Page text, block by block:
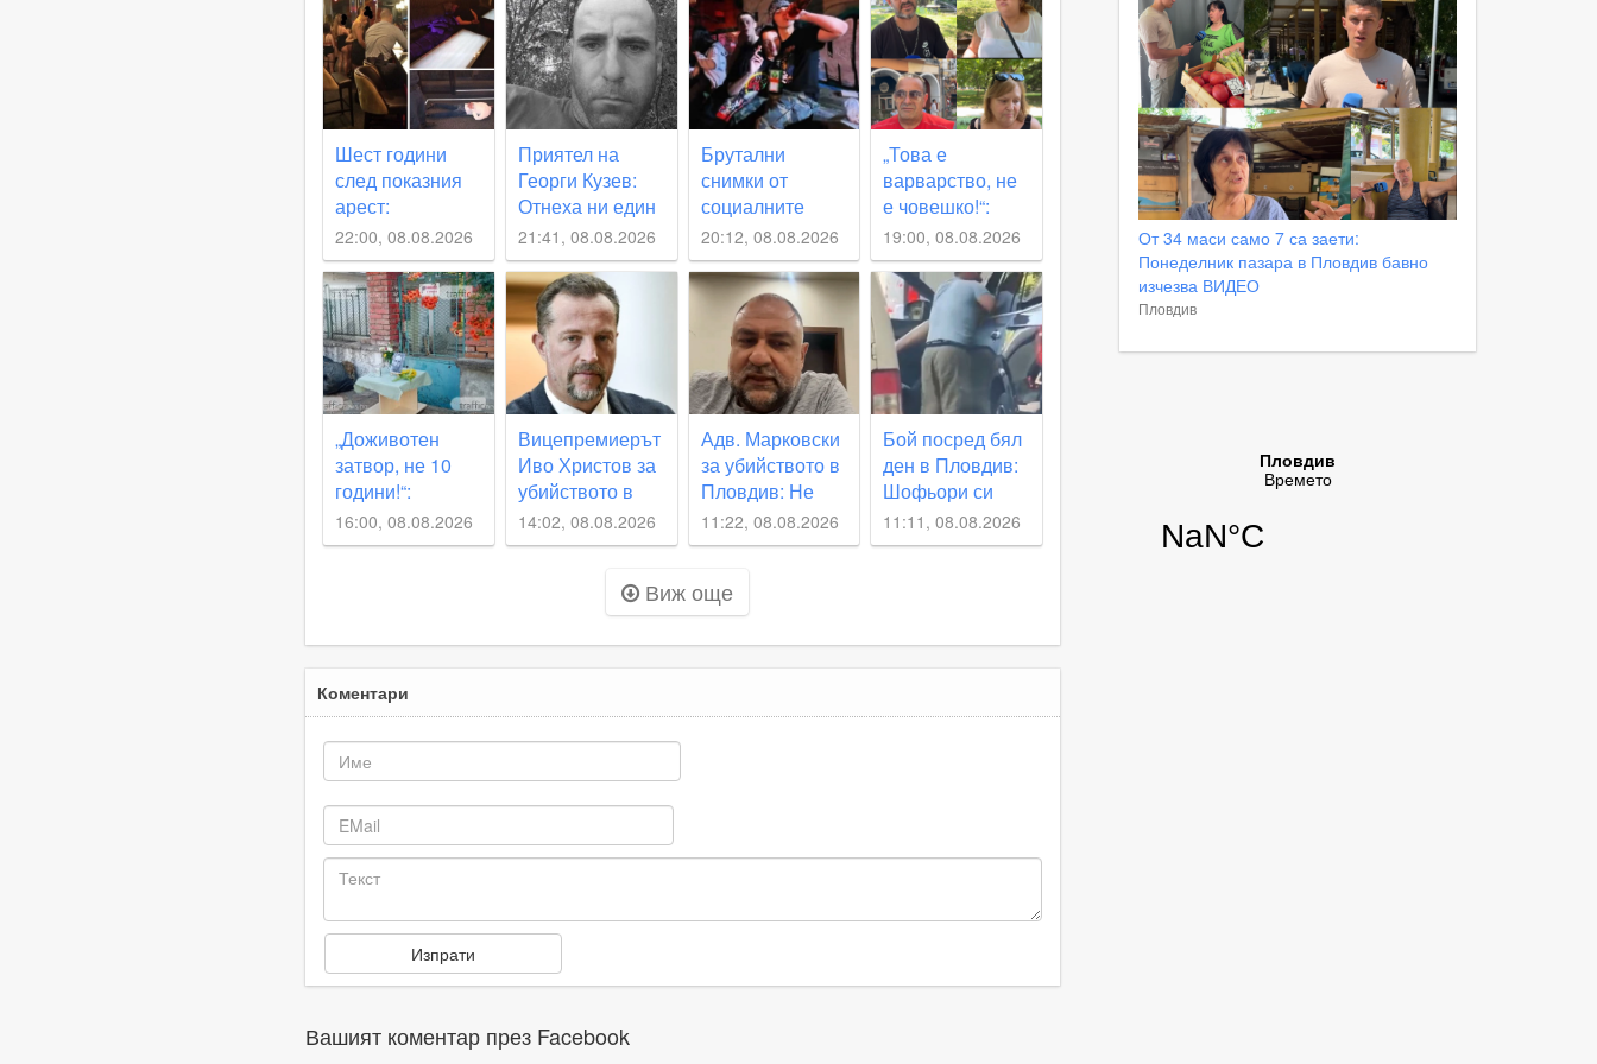
Шест години
след показния
арест:
Окончателна
развръзка по
делото за
пловдивския
еротичен бар
“Силикон“
22:00, 08.08.2026
Приятел на
Георги Кузев:
Отнеха ни един
прекрасен
човек, искаме
справедливост
21:41, 08.08.2026
Брутални
снимки от
социалните
мрежи от
нападението
срещу Георги
Кузев
20:12, 08.08.2026
„Това е
варварство, не
е човешко!“:
Пловдивчани
потресени след
убийството на
Младежкия
хълм ВИДЕО
19:00, 08.08.2026
„Доживотен
затвор, не 10
години!“:
Приятел на
убития Георги
16:00, 08.08.2026
Вицепремиерът
Иво Христов за
убийството в
Пловдив:
Опасно е да
наричаме деца
малолетните
14:02, 08.08.2026
Адв. Марковски
за убийството в
Пловдив: Не
съм виждал
подобна
жестокост от
непълнолетни,
12 години са
твърде малко
11:22, 08.08.2026
Бой посред бял
ден в Пловдив:
Шофьори си
разменят удари
насред оживено
11:11, 08.08.2026
Виж още
Коментари
Вашият коментар през Facebook
От 34 маси само 7 са заети:
Понеделник пазара в Пловдив бавно
изчезва ВИДЕО
Пловдив